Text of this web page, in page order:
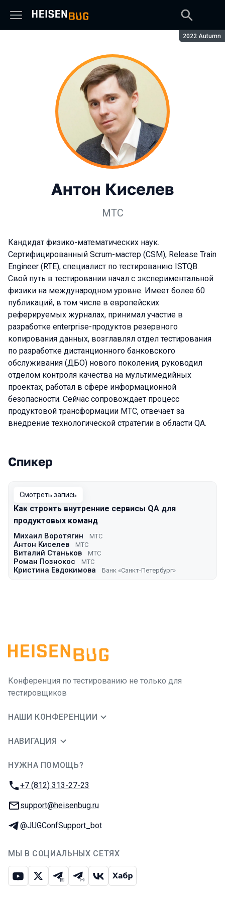
Сезон:
2022 Autumn
Антон Киселев
МТС
Кандидат физико-математических наук.
Сертифицированный Scrum-мастер (CSM), Release Train
Engineer (RTE), специалист по тестированию ISTQB.
Свой путь в тестировании начал с экспериментальной
физики на международном уровне. Имеет более 60
публикаций, в том числе в европейских
реферируемых журналах, принимал участие в
разработке enterprise-продуктов резервного
копирования данных, возглавлял отдел тестирования
по разработке дистанционного банковского
обслуживания (ДБО) нового поколения, руководил
отделом контроля качества на мультимедийных
проектах, работал в сфере информационной
безопасности. Сейчас сопровождает процесс
продуктовой трансформации МТС, отвечает за
внедрение технологической стратегии в области QA.
Выступления в сезоне 2022 Autumn
Спикер
Смотреть запись
Как строить внутренние сервисы QA для
продуктовых команд
Михаил Воротягин МТС
Антон Киселев МТС
Виталий Станьков МТС
Роман Познокос МТС
Кристина Евдокимова Банк «Санкт-Петербург»
Конференция по тестированию не только для
тестировщиков
НАШИ КОНФЕРЕНЦИИ
НАВИГАЦИЯ
НУЖНА ПОМОЩЬ?
Телефон:
+7 (812) 313-27-23
E-mail:
support@heisenbug.ru
Телеграм:
@JUGConfSupport_bot
МЫ В СОЦИАЛЬНЫХ СЕТЯХ
ЮтубИкс Телеграм-чат
Телеграм-канал
ВКонтакте
Хабр